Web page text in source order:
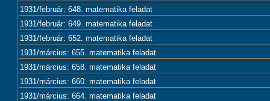
1931/február: 648. matematika feladat
1931/február: 649. matematika feladat
1931/február: 652. matematika feladat
1931/március: 655. matematika feladat
1931/március: 658. matematika feladat
1931/március: 660. matematika feladat
1931/március: 664. matematika feladat